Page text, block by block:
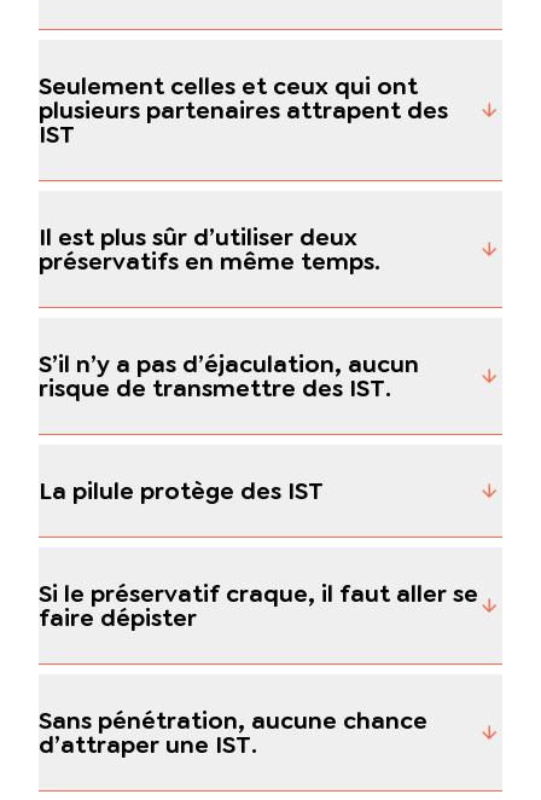
Seulement celles et ceux qui ont
plusieurs partenaires attrapent des
IST
Il est plus sûr d’utiliser deux
préservatifs en même temps.
S’il n’y a pas d’éjaculation, aucun
risque de transmettre des IST.
La pilule protège des IST
Si le préservatif craque, il faut aller se
faire dépister
Sans pénétration, aucune chance
d’attraper une IST.